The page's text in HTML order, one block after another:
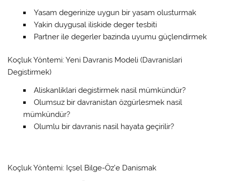
Yasam degerinize uygun bir yasam olusturmak
Yakin duygusal iliskide deger tesbiti
Partner ile degerler bazinda uyumu güçlendirmek
Koçluk Yöntemi: Yeni Davranis Modeli (Davranislari
Degistirmek)
Aliskanliklari degistirmek nasil mümkündür?
Olumsuz bir davranistan özgürlesmek nasil
mümkündür?
Olumlu bir davranis nasil hayata geçirilir?
Koçluk Yöntemi: Içsel Bilge-Öz’e Danismak